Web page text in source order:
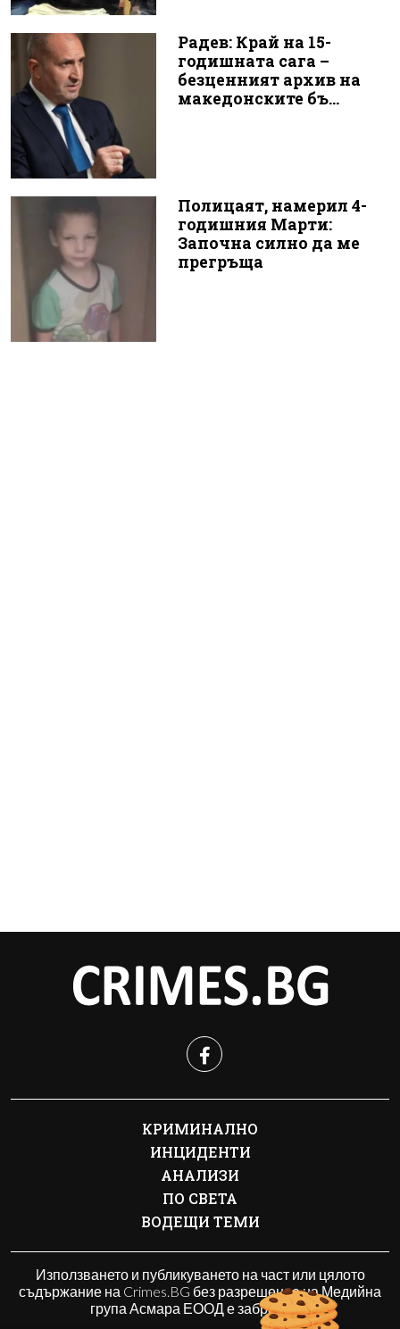
Радев: Край на 15-
годишната сага –
безценният архив на
македонските бъ...
Полицаят, намерил 4-
годишния Марти:
Започна силно да ме
прегръща
КРИМИНАЛНО
ИНЦИДЕНТИ
АНАЛИЗИ
ПО СВЕТА
ВОДЕЩИ ТЕМИ
Използването и публикуването на част или цялото
съдържание на Crimes.BG без разрешение на Медийна
група Асмара ЕООД е забранено.